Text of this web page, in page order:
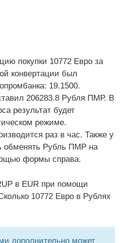
покупки 10772 Евро за
конвертации был
19.1500.
206283.8 Рубля ПМР. В
результат будет
режиме.
раз в час. Также у
обменять Рубль ПМР на
формы справа.
в EUR при помощи
10772 Евро в Рублях
дополнительно может